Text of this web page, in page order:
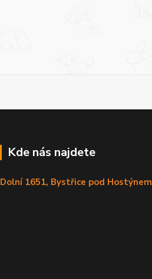
Kde nás najdete
Dolní 1651, Bystřice pod Hostýnem